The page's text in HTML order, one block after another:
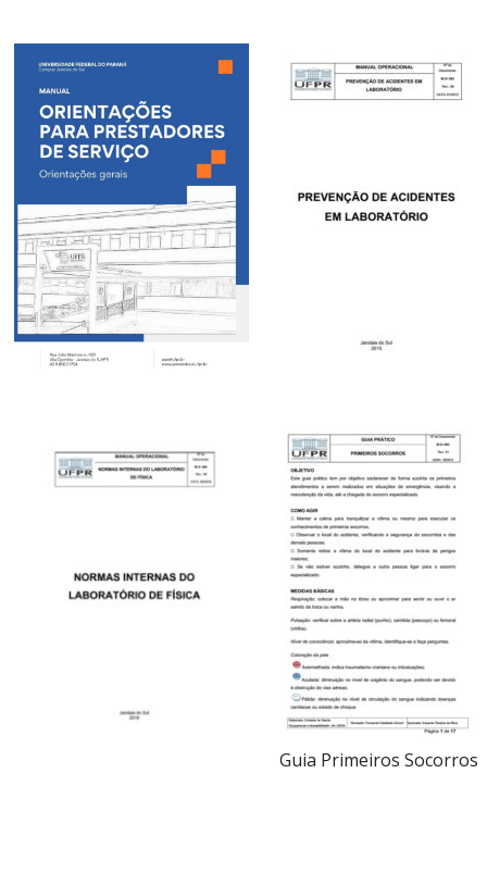
Guia Primeiros Socorros